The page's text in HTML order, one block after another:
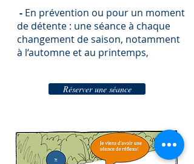
- En prévention ou pour un moment
de détente : une séance à chaque
changement de saison, notamment
à l‘automne et au printemps,
Réserver une séance